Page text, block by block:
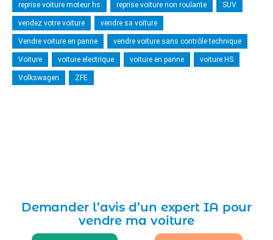
reprise voiture moteur hs reprise voiture non roulante SUV
vendez votre voiture vendre sa voiture
Vendre voiture en panne vendre voiture sans contrôle technique
Voiture voiture electrique voiture en panne voiture HS
Volkswagen ZFE
Demander l’avis d’un expert IA pour
vendre ma voiture